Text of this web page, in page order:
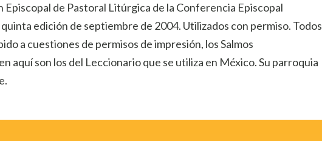
Episcopal de Pastoral Litúrgica de la Conferencia Episcopal
edición de septiembre de 2004. Utilizados con permiso. Todos
a cuestiones de permisos de impresión, los Salmos
aquí son los del Leccionario que se utiliza en México. Su parroquia